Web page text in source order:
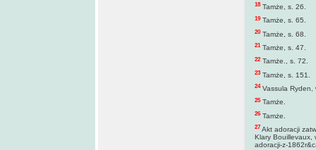
18Tamże, s. 26.
19Tamże, s. 65.
20 Tamże, s. 68.
21Tamże, s. 47.
22Tamże., s. 72.
23 Tamże, s. 151.
24Vassula Ryden,
25Tamże.
26 Tamże.
27 Akt adoracji
Klary Bouillevaux,
adoracji-z-